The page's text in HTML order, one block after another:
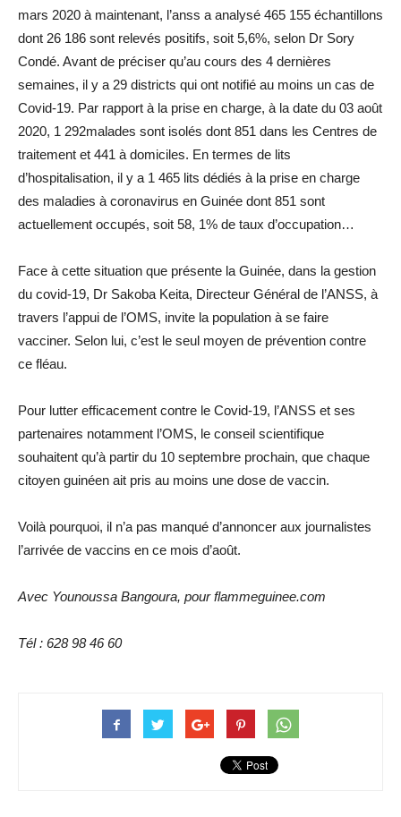
mars 2020 à maintenant, l’anss a analysé 465 155 échantillons
dont 26 186 sont relevés positifs, soit 5,6%, selon Dr Sory
Condé. Avant de préciser qu’au cours des 4 dernières
semaines, il y a 29 districts qui ont notifié au moins un cas de
Covid-19. Par rapport à la prise en charge, à la date du 03 août
2020, 1 292malades sont isolés dont 851 dans les Centres de
traitement et 441 à domiciles. En termes de lits
d’hospitalisation, il y a 1 465 lits dédiés à la prise en charge
des maladies à coronavirus en Guinée dont 851 sont
actuellement occupés, soit 58, 1% de taux d’occupation…
Face à cette situation que présente la Guinée, dans la gestion
du covid-19, Dr Sakoba Keita, Directeur Général de l’ANSS, à
travers l’appui de l’OMS, invite la population à se faire
vacciner. Selon lui, c’est le seul moyen de prévention contre
ce fléau.
Pour lutter efficacement contre le Covid-19, l’ANSS et ses
partenaires notamment l’OMS, le conseil scientifique
souhaitent qu’à partir du 10 septembre prochain, que chaque
citoyen guinéen ait pris au moins une dose de vaccin.
Voilà pourquoi, il n’a pas manqué d’annoncer aux journalistes
l’arrivée de vaccins en ce mois d’août.
Avec Younoussa Bangoura, pour flammeguinee.com
Tél : 628 98 46 60